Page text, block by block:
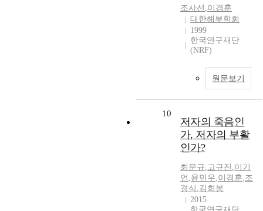
조사선 ,이경훈
대한해부학회
1999
한국연구재단
(NRF)
원문보기
10
저자의 죽음인
가, 저자의 부활
인가?
최문규,고규진 ,이기
언 ,윤민우,이경훈,조
경식 ,김희봉
2015